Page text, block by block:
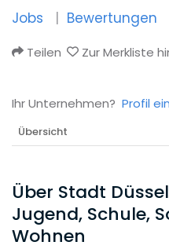
Jobs Bewertungen
Teilen Zur Merkliste
Ihr Unternehmen? Profil
Übersicht
Über Stadt
Jugend, Schule,
Wohnen